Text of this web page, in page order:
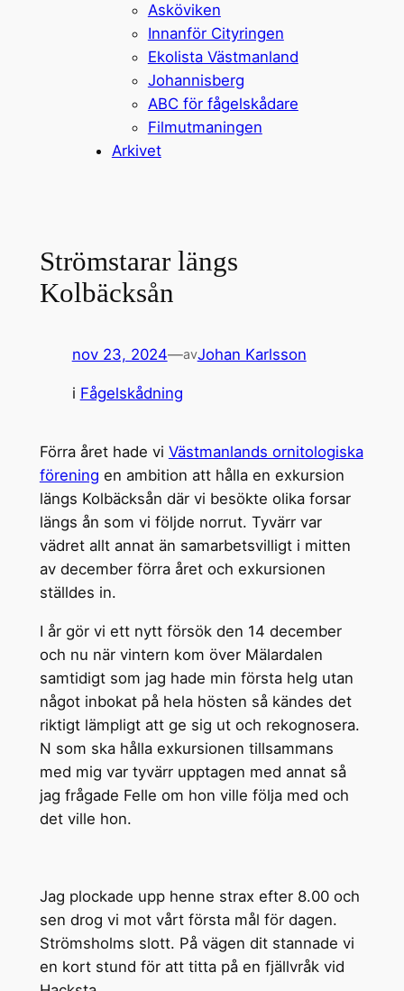
Asköviken
Innanför Cityringen
Ekolista Västmanland
Johannisberg
ABC för fågelskådare
Filmutmaningen
Arkivet
Strömstarar längs
Kolbäcksån
nov 23, 2024—avJohan Karlsson
i Fågelskådning
Förra året hade vi Västmanlands ornitologiska
förening en ambition att hålla en exkursion
längs Kolbäcksån där vi besökte olika forsar
längs ån som vi följde norrut. Tyvärr var
vädret allt annat än samarbetsvilligt i mitten
av december förra året och exkursionen
ställdes in.
I år gör vi ett nytt försök den 14 december
och nu när vintern kom över Mälardalen
samtidigt som jag hade min första helg utan
något inbokat på hela hösten så kändes det
riktigt lämpligt att ge sig ut och rekognosera.
N som ska hålla exkursionen tillsammans
med mig var tyvärr upptagen med annat så
jag frågade Felle om hon ville följa med och
det ville hon.
Jag plockade upp henne strax efter 8.00 och
sen drog vi mot vårt första mål för dagen.
Strömsholms slott. På vägen dit stannade vi
en kort stund för att titta på en fjällvråk vid